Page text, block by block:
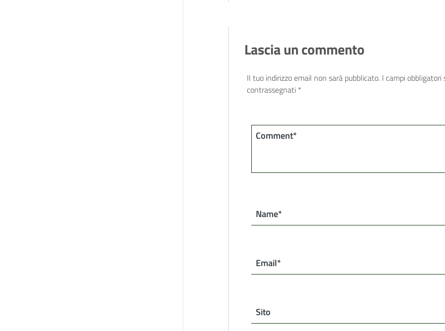
Lascia un commento
Il tuo indirizzo email non sarà pubblicato. I campi obbligatori
contrassegnati *
Comment*
Name*
Email*
Sito